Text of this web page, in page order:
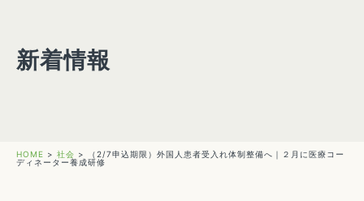
新着情報
HOME > 社会 >
（2/7申込期限）外国人患者受入れ体制整備へ｜２月に医療コー
ディネーター養成研修